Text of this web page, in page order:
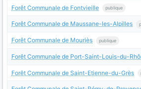
Forêt Communale de Fontvieille publique
Forêt Communale de Maussane-les-Alpilles
Forêt Communale de Mouriès publique
Forêt Communale de Port-Saint-Louis-du-
Forêt Communale de Saint-Etienne-du-Grès